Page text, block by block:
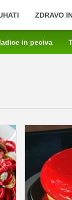
ZDRAVO
in peciva